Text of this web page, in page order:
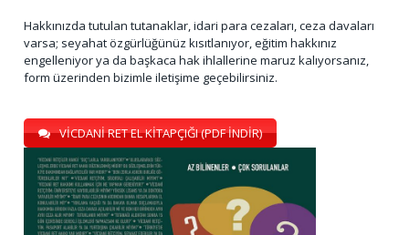
Hakkınızda tutulan tutanaklar, idari para cezaları, ceza davaları
varsa; seyahat özgürlüğünüz kısıtlanıyor, eğitim hakkınız
engelleniyor ya da başkaca hak ihlallerine maruz kalıyorsanız,
form üzerinden bizimle iletişime geçebilirsiniz.
VİCDANİ RET EL KİTAPÇIĞI (PDF İNDİR)